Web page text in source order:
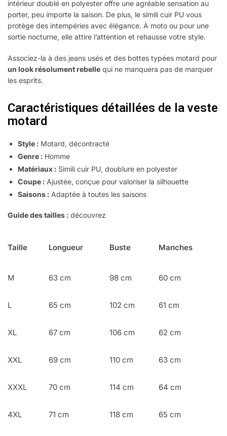
intérieur doublé en polyester offre une agréable sensation au
porter, peu importe la saison. De plus, le simili cuir PU vous
protège des intempéries avec élégance. À moto ou pour une
sortie nocturne, elle attire l’attention et rehausse votre style.
Associez-la à des jeans usés et des bottes typées motard pour
un look résolument rebelle qui ne manquera pas de marquer
les esprits.
Caractéristiques détaillées de la veste
motard
Style : Motard, décontracté
Genre : Homme
Matériaux : Simili cuir PU, doublure en polyester
Coupe : Ajustée, conçue pour valoriser la silhouette
Saisons : Adaptée à toutes les saisons
Guide des tailles : découvrez
Taille Longueur Buste Manches
M 63 cm 98 cm 60 cm
L 65 cm 102 cm 61 cm
XL 67 cm 106 cm 62 cm
XXL 69 cm 110 cm 63 cm
XXXL 70 cm 114 cm 64 cm
4XL 71 cm 118 cm 65 cm